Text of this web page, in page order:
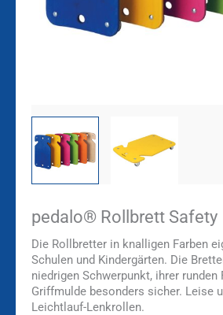
pedalo® Rollbrett Safety
Die Rollbretter in knalligen Farben
Schulen und Kindergärten. Die
niedrigen Schwerpunkt, ihrer runden
Griffmulde besonders sicher. Leise
Leichtlauf-Lenkrollen.